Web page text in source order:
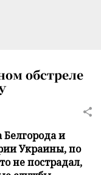
обстреле
Белгорода и
Украины, по
не пострадал,